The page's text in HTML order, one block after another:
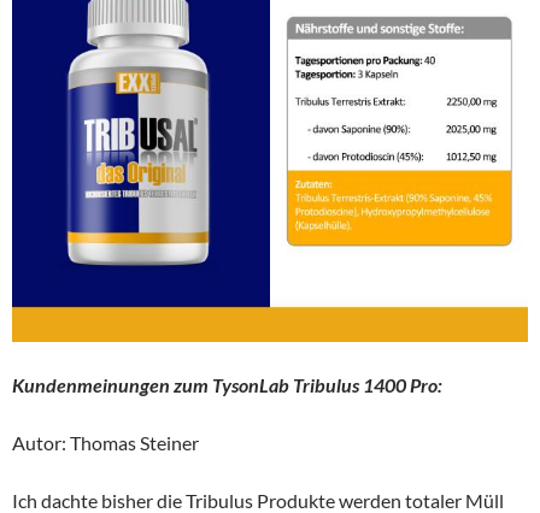
Kundenmeinungen zum TysonLab Tribulus 1400 Pro:
Autor: Thomas Steiner
Ich dachte bisher die Tribulus Produkte werden totaler Müll